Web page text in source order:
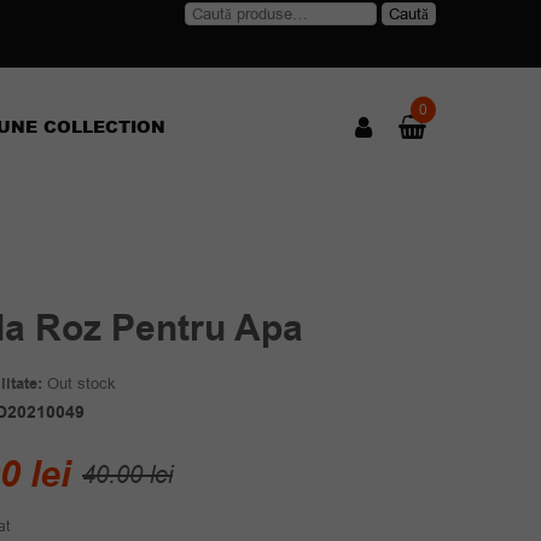
Caută
Caută
COLLECTION
0
Roz Pentru Apa
Out stock
40.00leiPrețul
lei
Prețul